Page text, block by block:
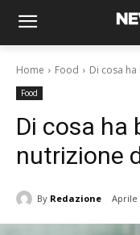
Home Food Di cosa
Food
Di cosa ha
nutrizione
By Redazione Aprile